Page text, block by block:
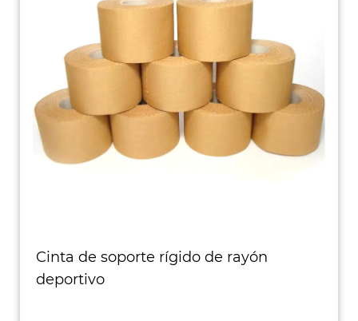
Cinta de soporte rígido de rayón
deportivo